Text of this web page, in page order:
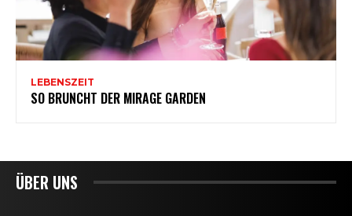
ÜBER UNS